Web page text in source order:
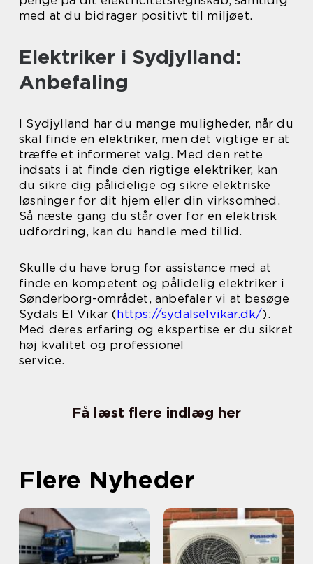
med at du bidrager positivt til miljøet.
Elektriker i Sydjylland:
Anbefaling
I Sydjylland har du mange muligheder, når du
skal finde en elektriker, men det vigtige er at
træffe et informeret valg. Med den rette
indsats i at finde den rigtige elektriker, kan
du sikre dig pålidelige og sikre elektriske
løsninger for dit hjem eller din virksomhed.
Så næste gang du står over for en elektrisk
udfordring, kan du handle med tillid.
Skulle du have brug for assistance med at
finde en kompetent og pålidelig elektriker i
Sønderborg-området, anbefaler vi at besøge
Sydals El Vikar (https://sydalselvikar.dk/).
Med deres erfaring og ekspertise er du sikret
høj kvalitet og professionel
service.
Få læst flere indlæg her
Flere Nyheder